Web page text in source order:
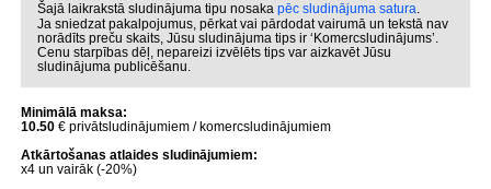
Šajā laikrakstā sludinājuma tipu nosaka pēc sludinājuma satura.
Ja sniedzat pakalpojumus, pērkat vai pārdodat vairumā un tekstā nav
norādīts preču skaits, Jūsu sludinājuma tips ir ‘Komercsludinājums’.
Cenu starpības dēļ, nepareizi izvēlēts tips var aizkavēt Jūsu
sludinājuma publicēšanu.
Minimālā maksa:
10.50€ privātsludinājumiem / komercsludinājumiem
Atkārtošanas atlaides sludinājumiem:
x4 un vairāk (-20%)